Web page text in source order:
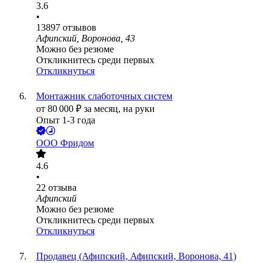
3.6
•
13897 отзывов
Афипский, Воронова, 43
Можно без резюме
Откликнитесь среди первых
Откликнуться
Монтажник слаботочных систем
от 80 000 ₽ за месяц, на руки
Опыт 1-3 года
ООО Фридом
4.6
•
22 отзыва
Афипский
Можно без резюме
Откликнитесь среди первых
Откликнуться
Продавец (Афипский, Афипский, Воронова, 41)